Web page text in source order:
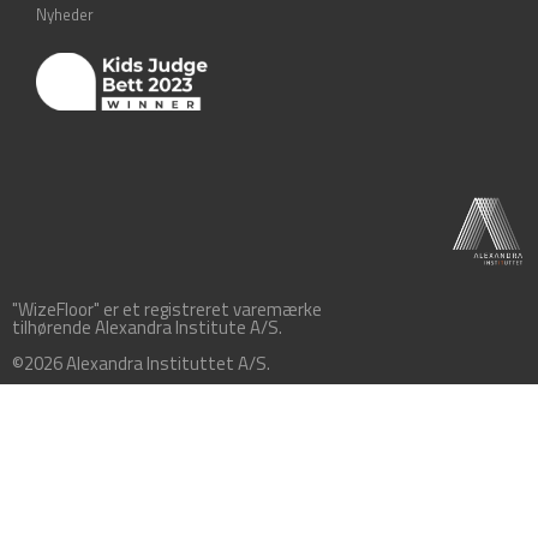
Nyheder
"WizeFloor" er et registreret varemærke
tilhørende Alexandra Institute A/S.
©2026 Alexandra Instituttet A/S.